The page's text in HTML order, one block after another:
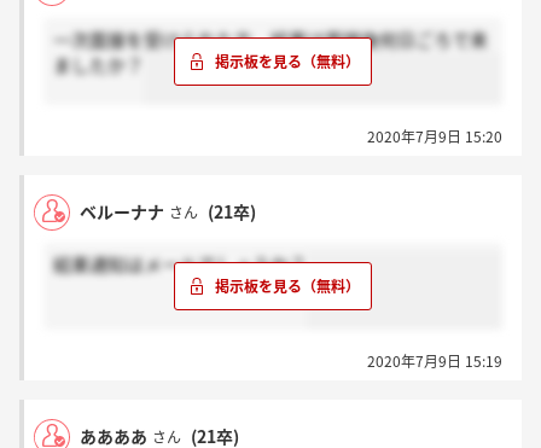
一次面接を受けられた方、結果は面接後何日ごろで来
ましたか？
2020年7月9日 15:20
ベルーナナ さん (21卒)
結果通知はメールでしょうか？
2020年7月9日 15:19
ああああ さん (21卒)